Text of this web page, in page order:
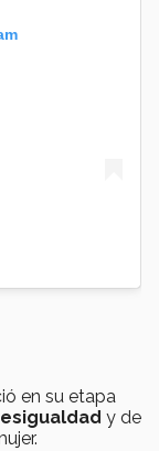
en su etapa
y de